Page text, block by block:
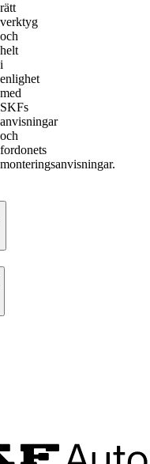
rätt
verktyg
och
helt
i
enlighet
med
SKFs
anvisningar
och
fordonets
monteringsanvisningar.